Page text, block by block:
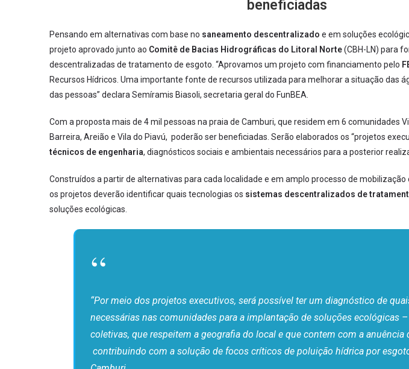
beneficiadas
Pensando em alternativas com base no saneamento descentralizado e em soluções
projeto aprovado junto ao Comitê de Bacias Hidrográficas do Litoral Norte(CBH-LN) para
descentralizadas de tratamento de esgoto. “Aprovamos um projeto com financiamento pelo
Recursos Hídricos. Uma importante fonte de recursos utilizada para melhorar a situação das
das pessoas” declara Semíramis Biasoli, secretaria geral do FunBEA.
Com a proposta mais de 4 mil pessoas na praia de Camburi, que residem em 6 comunidades
Barreira, Areião e Vila do Piavú, poderão ser beneficiadas. Serão elaborados os “projetos
técnicos de engenharia, diagnósticos sociais e ambientais necessários para a posterior
Construídos a partir de alternativas para cada localidade e em amplo processo de
os projetos deverão identificar quais tecnologias os sistemas descentralizados de
soluções ecológicas.
“Por meio dos projetos executivos, será possível ter um diagnóstico de
necessárias nas comunidades para a implantação de soluções ecológicas
coletivas, que respeitem a geografia do local e que contem com a anuência
contribuindo com a solução de focos críticos de poluição hídrica por